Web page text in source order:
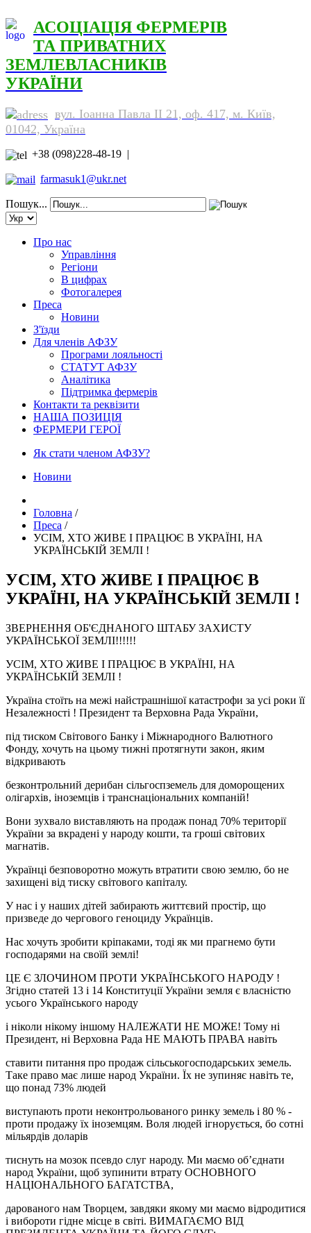
АСОЦІАЦІЯ ФЕРМЕРІВ
ТА ПРИВАТНИХ
ЗЕМЛЕВЛАСНИКІВ
УКРАЇНИ
вул. Іоанна Павла ІІ 21, оф. 417, м. Київ,
01042, Україна
+38 (098)228-48-19 |
farmasuk1@ukr.net
Пошук...
Про нас
Управління
Регіони
В цифрах
Фотогалерея
Преса
Новини
З'їзди
Для членів АФЗУ
Програми лояльності
СТАТУТ АФЗУ
Аналітика
Підтримка фермерів
Контакти та реквізити
НАША ПОЗИЦІЯ
ФЕРМЕРИ ГЕРОЇ
Як стати членом АФЗУ?
Новини
Головна /
Преса /
УСІМ, ХТО ЖИВЕ І ПРАЦЮЄ В УКРАЇНІ, НА
УКРАЇНСЬКІЙ ЗЕМЛІ !
УСІМ, ХТО ЖИВЕ І ПРАЦЮЄ В
УКРАЇНІ, НА УКРАЇНСЬКІЙ ЗЕМЛІ !
ЗВЕРНЕННЯ ОБ'ЄДНАНОГО ШТАБУ ЗАХИСТУ
УКРАЇНСЬКОЇ ЗЕМЛІ!!!!!!
УСІМ, ХТО ЖИВЕ І ПРАЦЮЄ В УКРАЇНІ, НА
УКРАЇНСЬКІЙ ЗЕМЛІ !
Україна стоїть на межі найстрашнішої катастрофи за усі роки її
Незалежності ! Президент та Верховна Рада України,
під тиском Світового Банку і Міжнародного Валютного
Фонду, хочуть на цьому тижні протягнути закон, яким
відкривають
безконтрольний дерибан сільгоспземель для доморощених
олігархів, іноземців і транснаціональних компаній!
Вони зухвало виставляють на продаж понад 70% території
України за вкрадені у народу кошти, та гроші світових
магнатів.
Українці безповоротно можуть втратити свою землю, бо не
захищені від тиску світового капіталу.
У нас і у наших дітей забирають життєвий простір, що
призведе до чергового геноциду Українців.
Нас хочуть зробити кріпаками, тоді як ми прагнемо бути
господарями на своїй землі!
ЦЕ Є ЗЛОЧИНОМ ПРОТИ УКРАЇНСЬКОГО НАРОДУ !
Згідно статей 13 і 14 Конституції України земля є власністю
усього Українського народу
і ніколи нікому іншому НАЛЕЖАТИ НЕ МОЖЕ! Тому ні
Президент, ні Верховна Рада НЕ МАЮТЬ ПРАВА навіть
ставити питання про продаж сільськогосподарських земель.
Таке право має лише народ України. Їх не зупиняє навіть те,
що понад 73% людей
виступають проти неконтрольованого ринку земель і 80 % -
проти продажу їх іноземцям. Воля людей ігнорується, бо сотні
мільярдів доларів
тиснуть на мозок псевдо слуг народу. Ми маємо об’єднати
народ України, щоб зупинити втрату ОСНОВНОГО
НАЦІОНАЛЬНОГО БАГАТСТВА,
дарованого нам Творцем, завдяки якому ми маємо відродитися
і вибороти гідне місце в світі. ВИМАГАЄМО ВІД